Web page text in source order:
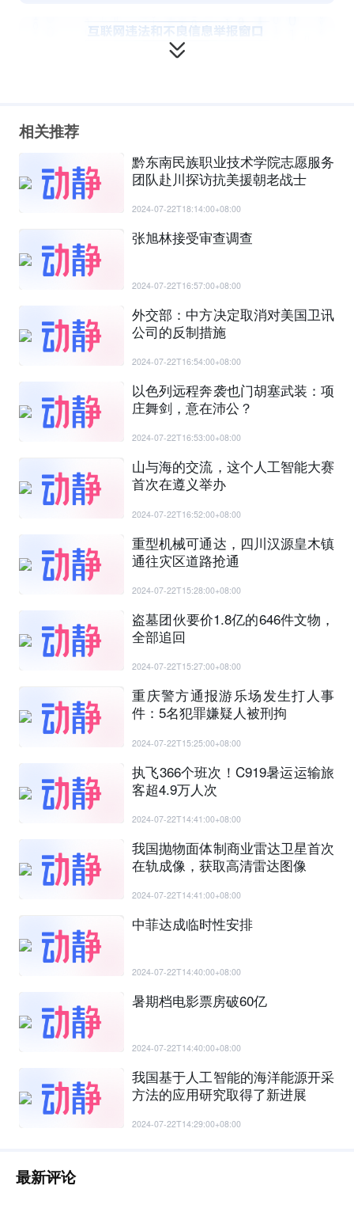
相关推荐
黔东南民族职业技术学院志愿服务
团队赴川探访抗美援朝老战士
2024-07-22T18:14:00+08:00
张旭林接受审查调查
2024-07-22T16:57:00+08:00
外交部：中方决定取消对美国卫讯
公司的反制措施
2024-07-22T16:54:00+08:00
以色列远程奔袭也门胡塞武装：项
庄舞剑，意在沛公？
2024-07-22T16:53:00+08:00
山与海的交流，这个人工智能大赛
首次在遵义举办
2024-07-22T16:52:00+08:00
重型机械可通达，四川汉源皇木镇
通往灾区道路抢通
2024-07-22T15:28:00+08:00
盗墓团伙要价1.8亿的646件文物，
全部追回
2024-07-22T15:27:00+08:00
重庆警方通报游乐场发生打人事
件：5名犯罪嫌疑人被刑拘
2024-07-22T15:25:00+08:00
执飞366个班次！C919暑运运输旅
客超4.9万人次
2024-07-22T14:41:00+08:00
我国抛物面体制商业雷达卫星首次
在轨成像，获取高清雷达图像
2024-07-22T14:41:00+08:00
中菲达成临时性安排
2024-07-22T14:40:00+08:00
暑期档电影票房破60亿
2024-07-22T14:40:00+08:00
我国基于人工智能的海洋能源开采
方法的应用研究取得了新进展
2024-07-22T14:29:00+08:00
最新评论